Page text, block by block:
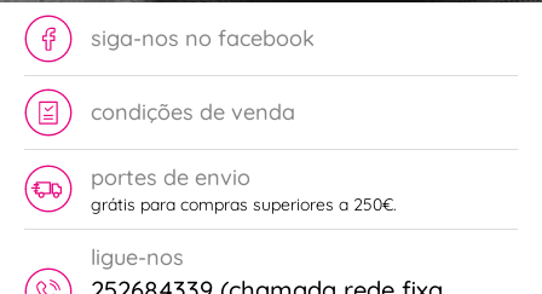
siga-nos no facebook
condições de venda
portes de envio
grátis para compras superiores a 250€.
ligue-nos